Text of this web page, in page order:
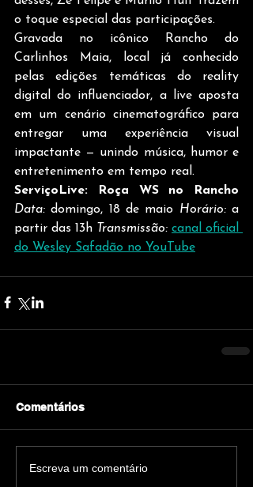
o toque especial das participações.
Gravada no icônico Rancho do
Carlinhos Maia, local já conhecido
pelas edições temáticas do reality
digital do influenciador, a live aposta
em um cenário cinematográfico para
entregar uma experiência visual
impactante — unindo música, humor e
entretenimento em tempo real.
ServiçoLive: Roça WS no Rancho
Data: domingo, 18 de maio Horário: a
partir das 13h Transmissão: canal oficial
do Wesley Safadão no YouTube
Comentários
Escreva um comentário